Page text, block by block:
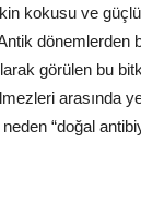
kokusu ve
dönemlerden
görülen bu
arasında
“doğal